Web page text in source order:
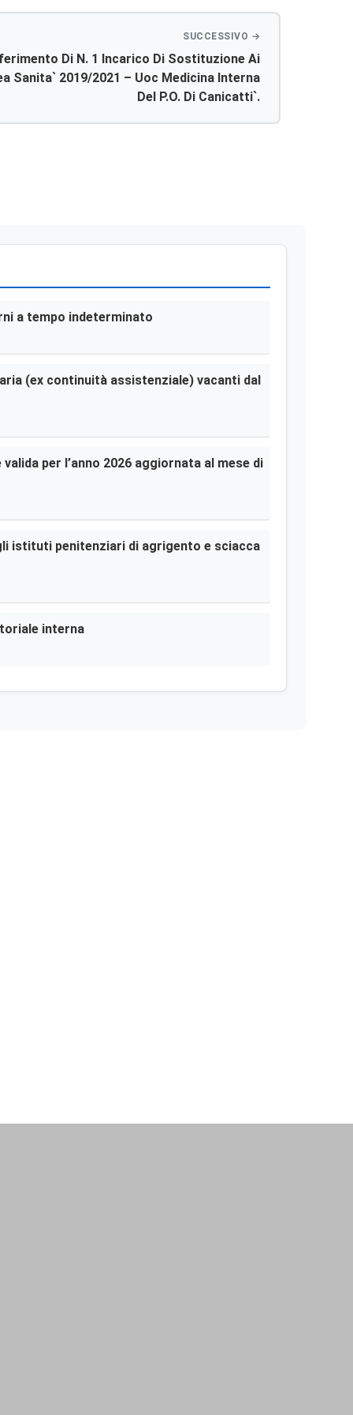
Di N. 1 Incarico Di Sostituzione Ai
2019/2021 – Uoc Medicina Interna
Del P.o. Di Canicatti`.
a tempo indeterminato
(ex continuità assistenziale) vacanti dal
per l’anno 2026 aggiornata al mese di
istituti penitenziari di agrigento e sciacca
interna